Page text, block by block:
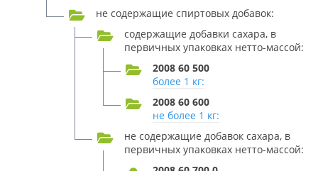
не содержащие спиртовых добавок:
содержащие добавки сахара, в
первичных упаковках нетто-массой:
2008 60 500
более 1 кг:
2008 60 600
не более 1 кг:
не содержащие добавок сахара, в
первичных упаковках нетто-массой: